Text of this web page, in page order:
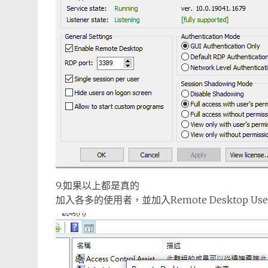
9.如果以上都是真的
加入各多的使用者，並加入Remote Desktop